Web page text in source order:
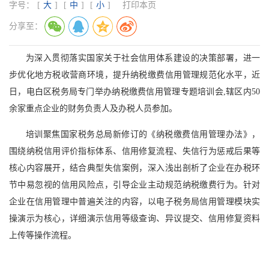
字号：
[ 大 ] [ 中 ] [ 小 ] 打印本页
分享至：
为深入贯彻落实国家关于社会信用体系建设的决策部署，进一
步优化地方税收营商环境，提升纳税缴费信用管理规范化水平，近
日，电白区税务局专门举办纳税缴费信用管理专题培训会,辖区内50
余家重点企业的财务负责人及办税人员参加。
培训聚焦国家税务总局新修订的《纳税缴费信用管理办法》，
围绕纳税信用评价指标体系、信用修复流程、失信行为惩戒后果等
核心内容展开，结合典型失信案例，深入浅出剖析了企业在办税环
节中易忽视的信用风险点，引导企业主动规范纳税缴费行为。针对
企业在信用管理中普遍关注的内容，以电子税务局信用管理模块实
操演示为核心，详细演示信用等级查询、异议提交、信用修复资料
上传等操作流程。